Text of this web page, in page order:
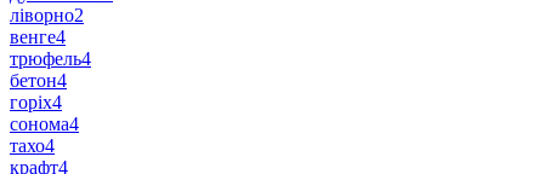
ліворно2
венге4
трюфель4
бетон4
горіх4
сонома4
тахо4
крафт4